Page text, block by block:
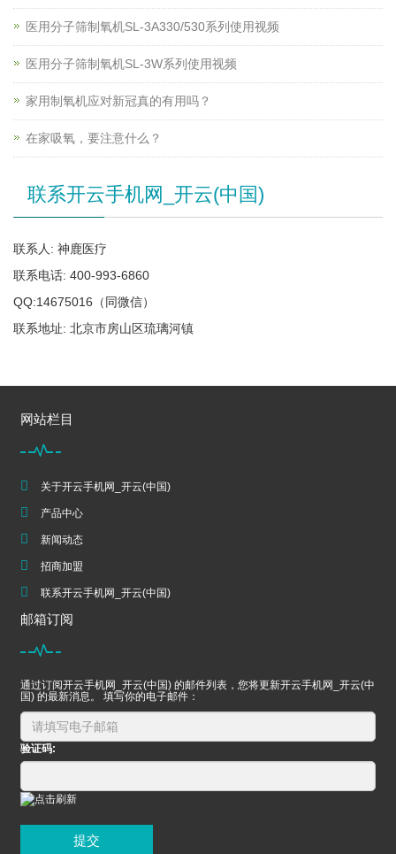
医用分子筛制氧机SL-3A330/530系列使用视频
医用分子筛制氧机SL-3W系列使用视频
家用制氧机应对新冠真的有用吗？
在家吸氧，要注意什么？
联系开云手机网_开云(中国)
联系人: 神鹿医疗
联系电话: 400-993-6860
QQ:14675016（同微信）
联系地址: 北京市房山区琉璃河镇
网站栏目
关于开云手机网_开云(中国)
产品中心
新闻动态
招商加盟
联系开云手机网_开云(中国)
邮箱订阅
通过订阅开云手机网_开云(中国) 的邮件列表，您将更新开云手机网_开云(中
国) 的最新消息。 填写你的电子邮件：
验证码:
提交